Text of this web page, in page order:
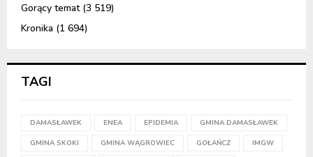
Gorący temat(3 519)
Kronika (1 694)
TAGI
DAMASŁAWEK ENEA EPIDEMIA GMINA DAMASŁAWEK
GMINA SKOKI GMINA WĄGROWIEC GOŁAŃCZ IMGW